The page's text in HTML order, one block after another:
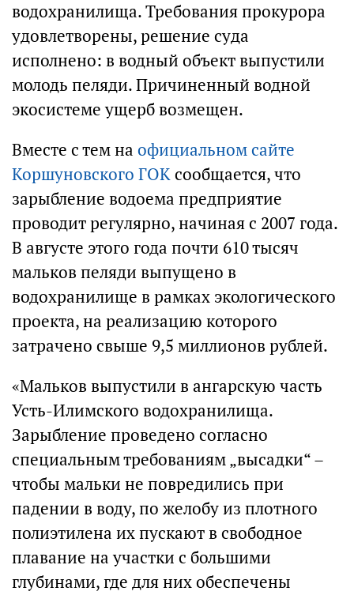
водохранилища. Требования прокурора
удовлетворены, решение суда
исполнено: в водный объект выпустили
молодь пеляди. Причиненный водной
экосистеме ущерб возмещен.
Вместе с тем на официальном сайте
Коршуновского ГОКсообщается, что
зарыбление водоема предприятие
проводит регулярно, начиная с 2007 года.
В августе этого года почти 610 тысяч
мальков пеляди выпущено в
водохранилище в рамках экологического
проекта, на реализацию которого
затрачено свыше 9,5 миллионов рублей.
«Мальков выпустили в ангарскую часть
Усть-Илимского водохранилища.
Зарыбление проведено согласно
специальным требованиям „высадки“ –
чтобы мальки не повредились при
падении в воду, по желобу из плотного
полиэтилена их пускают в свободное
плавание на участки с большими
глубинами, где для них обеспечены